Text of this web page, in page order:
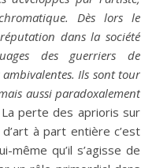
Dès lors le
dans la société
des guerriers de
Ils sont tour
aussi paradoxalement
perte des aprioris sur
à part entière c’est
même qu’il s’agisse de